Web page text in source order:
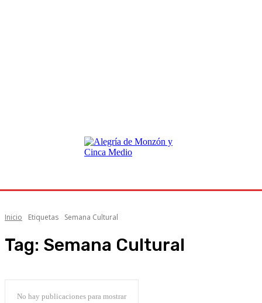
Inicio Etiquetas Semana Cultural
Tag: Semana Cultural
No hay publicaciones para mostrar